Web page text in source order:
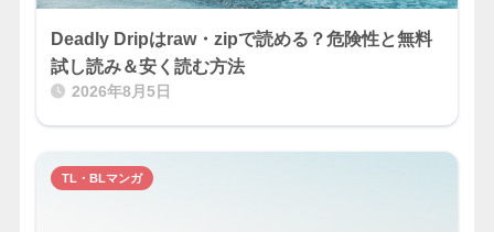
Deadly Dripはraw・zipで読める？危険性と無料
試し読み＆安く読む方法
2026年8月5日
TL・BLマンガ